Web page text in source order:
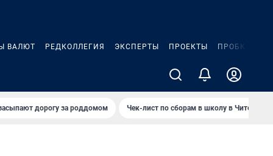
ВАЛЮТ РЕДКОЛЛЕГИЯ ЭКСПЕРТЫ ПРОЕКТЫ ПРОБКИ
дорогу за роддомом Чек-лист по сборам в школу в Чите